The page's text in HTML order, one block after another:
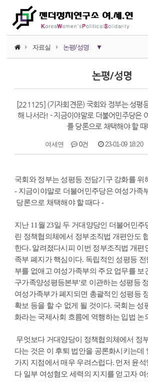
자료실 논평/성명 ▼
논평/성명
언론보도
연구자료
행사자료
정치에서의 여성폭력
영상자료
논평/성명
[221125] (기자회견문) 국회와 정부는 성평
해 나서라! - 지금이야말로 더불어민주당은
를 당론으로 채택해야 할 때
여세연 0건 23-01-09 18:20
국회와 정부는 성평등 전담기구 강화를 위
- 지금이야말로 더불어민주당은 여성가족
당론으로 채택해야 할 때다 -
지난 11월 23일 두 거대양당인 더불어민주
린 정책협의체에서 정부조직법 개편안도
한다. 알려졌다시피 이번 정부조직법 개편
족부 폐지가 핵심이다. 독립적인 성평등
부를 없애고 여성가족부의 주요 업무를 보
구가족양성평등본부'로 이관하는 성평등
여성가족부가 폐지되면 총괄적인 성평등
확보 등을 할 수 없게 될 것이다. 국회는 성
화라는 국제사회 흐름에 역행하는 입법 논
무엇보다 거대양당이 정책협의체에서 정
다는 것은 이 후퇴 법안을 공론화시키는데
가지 지점에서 매우 우려스럽다. 먼저 윤
다 일부 여성혐오 세력의 지지를 얻고자